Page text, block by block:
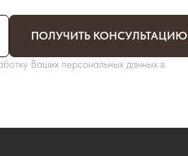
Ваших персональных данных в
ПОЛУЧИТЬ КОНСУЛЬТАЦИЮ